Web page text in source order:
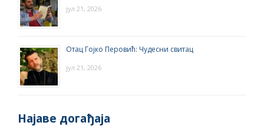
јул 21, 2026
Отац Гојко Перовић: Чудесни свитац
јул 21, 2026
Најаве догађаја